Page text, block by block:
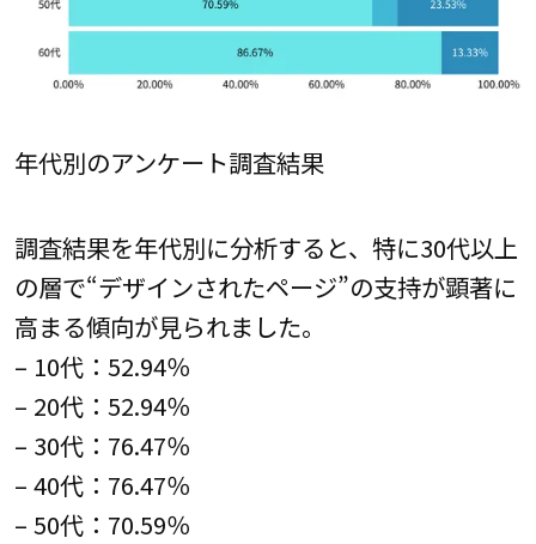
年代別のアンケート調査結果
調査結果を年代別に分析すると、特に30代以上
の層で“デザインされたページ”の支持が顕著に
高まる傾向が見られました。
– 10代：52.94％
– 20代：52.94％
– 30代：76.47％
– 40代：76.47％
– 50代：70.59％